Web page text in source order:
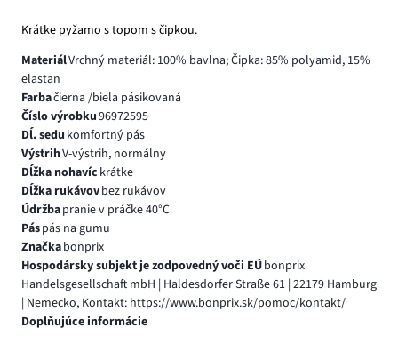
Krátke pyžamo s topom s čipkou.
MateriálVrchný materiál: 100% bavlna; Čipka: 85% polyamid, 15%
elastan
Farbačierna /biela pásikovaná
Číslo výrobku96972595
Dĺ. sedu komfortný pás
VýstrihV-výstrih, normálny
Dĺžka nohavíc krátke
Dĺžka rukávovbez rukávov
Údržbapranie v práčke 40°C
Páspás na gumu
Značkabonprix
Hospodársky subjekt je zodpovedný voči EÚbonprix
Handelsgesellschaft mbH | Haldesdorfer Straße 61 | 22179 Hamburg
| Nemecko, Kontakt: https://www.bonprix.sk/pomoc/kontakt/
Doplňujúce informácie